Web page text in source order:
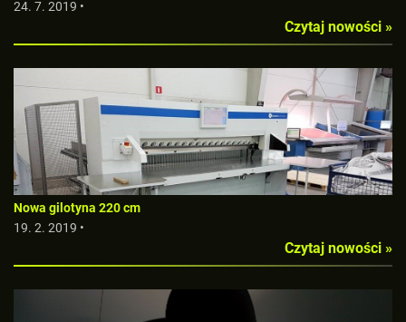
24. 7. 2019 •
Czytaj nowości »
Nowa gilotyna 220 cm
19. 2. 2019 •
Czytaj nowości »